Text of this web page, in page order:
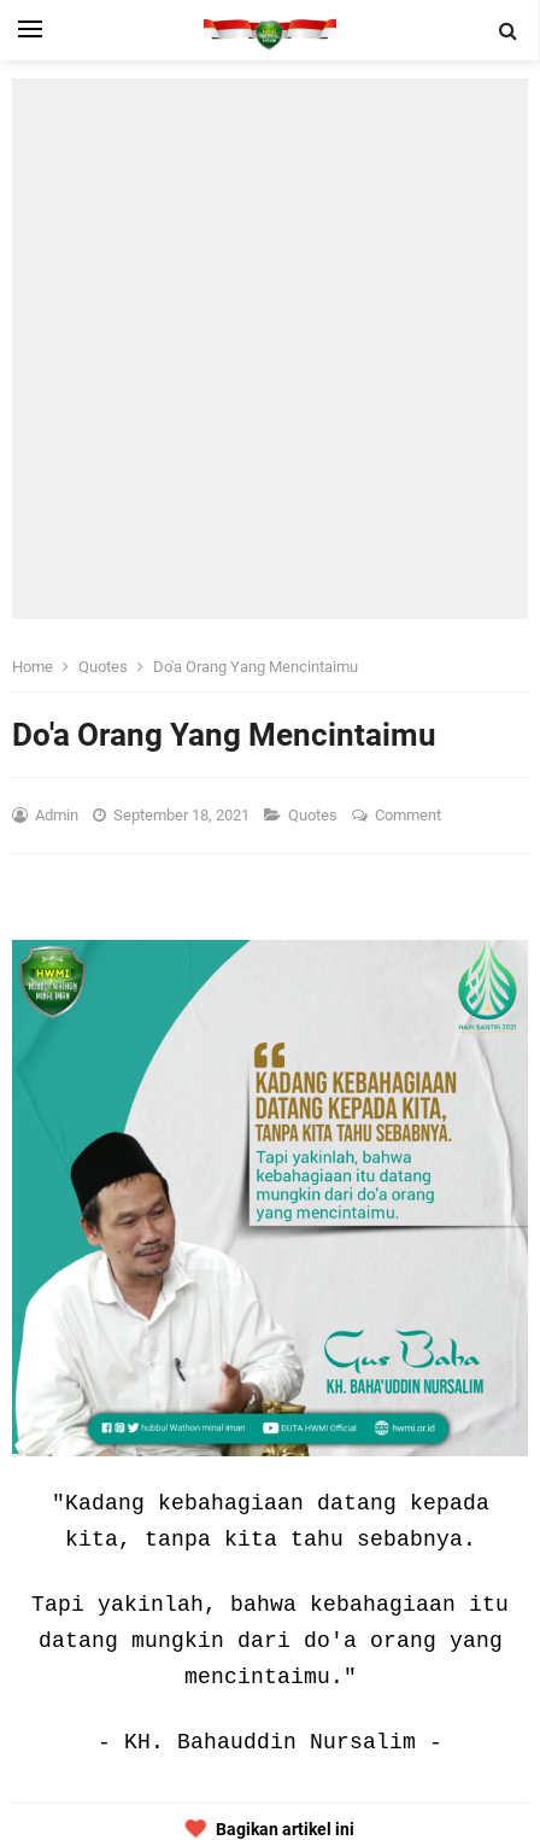
Home Quotes Do'a Orang Yang Mencintaimu
Do'a Orang Yang Mencintaimu
Admin September 18, 2021 Quotes Comment
"Kadang kebahagiaan datang kepada
kita, tanpa kita tahu sebabnya.
Tapi yakinlah, bahwa kebahagiaan itu
datang mungkin dari do'a orang yang
mencintaimu."
- KH. Bahauddin Nursalim -
Bagikan artikel ini